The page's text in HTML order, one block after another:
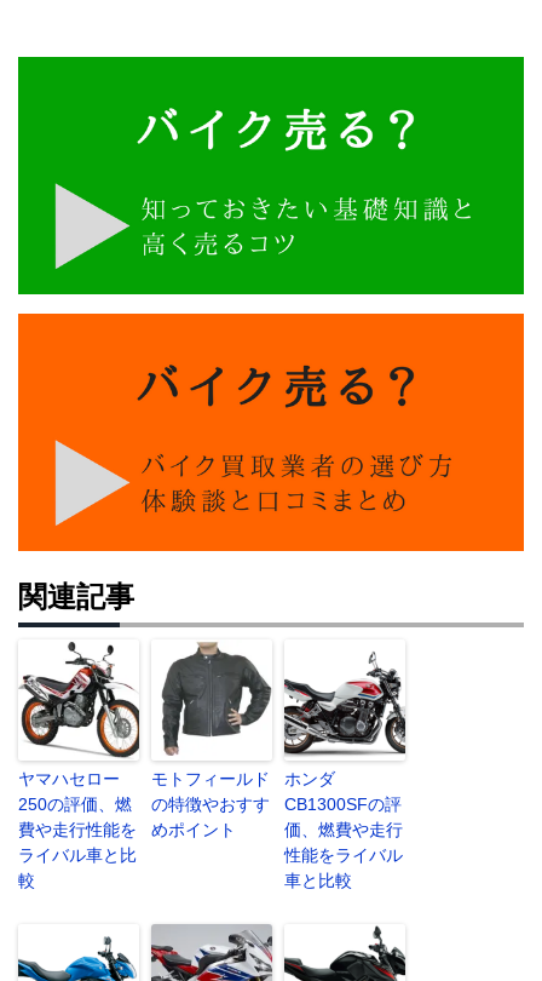
関連記事
ヤマハセロー
250の評価、燃
費や走行性能を
ライバル車と比
較
モトフィールド
の特徴やおすす
めポイント
ホンダ
CB1300SFの評
価、燃費や走行
性能をライバル
車と比較